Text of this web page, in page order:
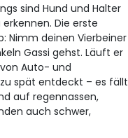
sind Hund und Halter
Die erste
Nimm deinen Vierbeiner
Gassi gehst. Läuft er
Auto- und
spät entdeckt – es fällt
auf regennassen,
auch schwer,